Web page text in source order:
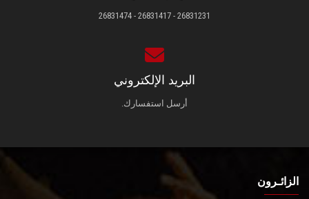
26831231 - 26831417 - 26831474
البريد الإلكتروني
أرسل استفسارك.
الزائـرون